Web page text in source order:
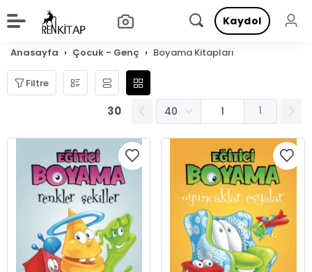
Kaydol
Anasayfa Çocuk - Genç Boyama Kitapları
Filtre
30 1